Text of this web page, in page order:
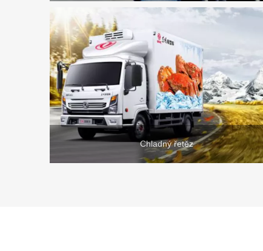
Chladný řetěz